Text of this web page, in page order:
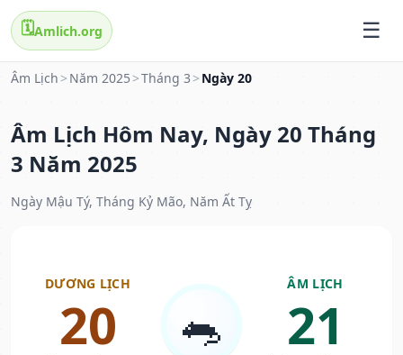
🗓️Amlich.org
Âm Lịch > Năm 2025 >Tháng 3 > Ngày 20
Âm Lịch Hôm Nay, Ngày 20 Tháng
3 Năm 2025
Ngày Mậu Tý, Tháng Kỷ Mão, Năm Ất Tỵ
DƯƠNG LỊCH
20 🐀
ÂM LỊCH
21